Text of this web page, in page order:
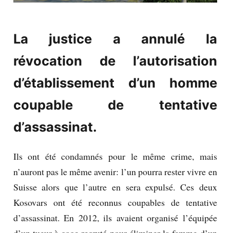
La justice a annulé la
révocation de l’autorisation
d’établissement d’un homme
coupable de tentative
d’assassinat.
Ils ont été condamnés pour le même crime, mais
n’auront pas le même avenir: l’un pourra rester vivre en
Suisse alors que l’autre en sera expulsé. Ces deux
Kosovars ont été reconnus coupables de tentative
d’assassinat. En 2012, ils avaient organisé l’équipée